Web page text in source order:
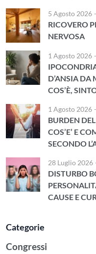
5 Agosto 2026 -
RICOVERO
NERVOSA
1 Agosto 2026 -
D’ANSIA DA
COS’È,
1 Agosto 2026 -
BURDEN
COS’E’ E
SECONDO
28 Luglio 2026
DISTURBO
CAUSE E
Categorie
Congressi